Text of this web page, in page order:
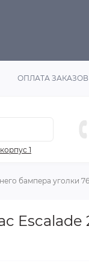
ОПЛАТА ЗАКАЗОВ
1
бампера уголки
Escalade